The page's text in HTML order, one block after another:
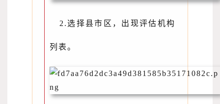
2.选择县市区，出现评估机构
列表。